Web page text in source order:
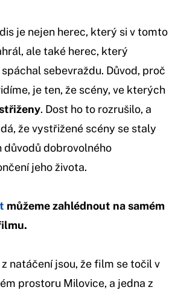
je nejen herec, který si v tomto
ale také herec, který
sebevraždu. Důvod, proč
je ten, že scény, ve kterých
. Dost ho to rozrušilo, a
že vystřižené scény se staly
důvodů dobrovolného
jeho života.
můžeme zahlédnout na samém
natáčení jsou, že film se točil v
prostoru Milovice, a jedna z